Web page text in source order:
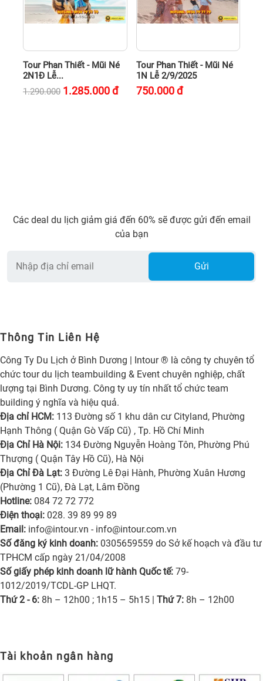
Tour Phan Thiết - Mũi Né
2N1Đ Lễ...
1.290.000 1.285.000đ
Tour Phan Thiết - Mũi Né
1N Lễ 2/9/2025
750.000đ
Các deal du lịch giảm giá đến 60% sẽ được gửi đến email
của bạn
Gửi
Thông Tin Liên Hệ
Công Ty Du Lịch ở Bình Dương | Intour ® là công ty chuyên tổ
chức tour du lịch teambuilding & Event chuyên nghiệp, chất
lượng tại Bình Dương. Công ty uy tín nhất tổ chức team
building ý nghĩa và hiệu quả.
Địa chỉ HCM: 113 Đường số 1 khu dân cư Cityland, Phường
Hạnh Thông ( Quận Gò Vấp Cũ) , Tp. Hồ Chí Minh
Địa Chỉ Hà Nội: 134 Đường Nguyễn Hoàng Tôn, Phường Phú
Thượng ( Quận Tây Hồ Cũ), Hà Nội
Địa Chỉ Đà Lạt: 3 Đường Lê Đại Hành, Phường Xuân Hương
(Phường 1 Cũ), Đà Lạt, Lâm Đồng
Hotline: 084 72 72 772
Điện thoại: 028. 39 89 99 89
Email: info@intour.vn - info@intour.com.vn
Số đăng ký kinh doanh: 0305659559 do Sở kế hoạch và đầu tư
TPHCM cấp ngày 21/04/2008
Số giấy phép kinh doanh lữ hành Quốc tế: 79-
1012/2019/TCDL-GP LHQT.
Thứ 2 - 6: 8h – 12h00 ; 1h15 – 5h15 | Thứ 7: 8h – 12h00
Tài khoản ngân hàng